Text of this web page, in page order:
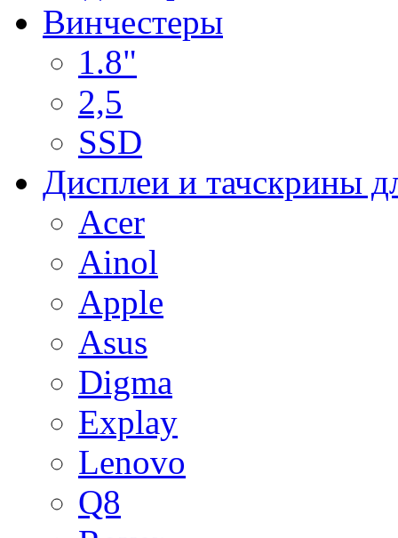
Винчестеры
1.8"
2,5
SSD
Дисплеи и тачскрины
Acer
Ainol
Apple
Asus
Digma
Explay
Lenovo
Q8